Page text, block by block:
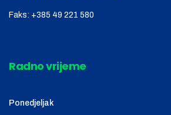
Faks: +385 49 221 580
Radno vrijeme
Ponedjeljak